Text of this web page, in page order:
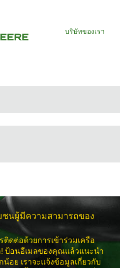
บริษัทของเรา
ชนผู้มีความสามารถของ
ติดต่อด้วยการเข้าร่วมเครือ
! ป้อนอีเมลของคุณแล้วแนะนำ
น้อย เราจะแจ้งข้อมูลเกี่ยวกับ